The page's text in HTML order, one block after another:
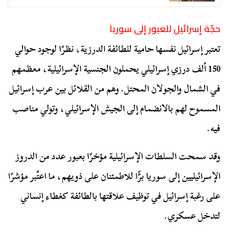
حجّة إسرائيل للعبور إلى سوريا
تعتبر إسرائيل نفسها حامية للطائفة الدرزية، نظرًا لوجود حوالي
150 ألف درزي إسرائيلي يحملون الجنسية الإسرائيلية، معظمهم
في الشمال والجولان المحتل. وهم من القلائل بين عرب إسرائيل
المسموح لهم بالانضمام إلى الجيش الإسرائيلي، وتولي مناصب
فيه.
وقد سمحت السلطات الإسرائيلية مؤخرًا بعبور عدد من الدروز
الإسرائيليين إلى سوريا برًّا للاطمئنان على ذويهم، ما اعتُبر مؤشرًا
على رغبة إسرائيل في توظيف علاقتها بالطائفة كغطاء إنساني
لتدخل عسكري.